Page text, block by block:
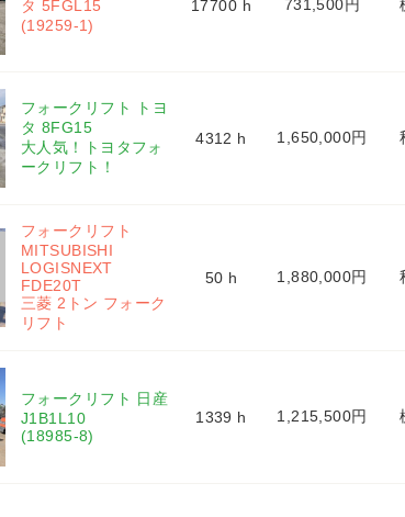
タ 5FGL15
(19259-1)
17700 h 731,500円
フォークリフト トヨ
タ 8FG15
大人気！トヨタフォ
ークリフト！
4312 h 1,650,000円
フォークリフト
MITSUBISHI
LOGISNEXT
FDE20T
三菱 2トン フォーク
リフト
50 h 1,880,000円
フォークリフト 日産
J1B1L10
(18985-8)
1339 h 1,215,500円